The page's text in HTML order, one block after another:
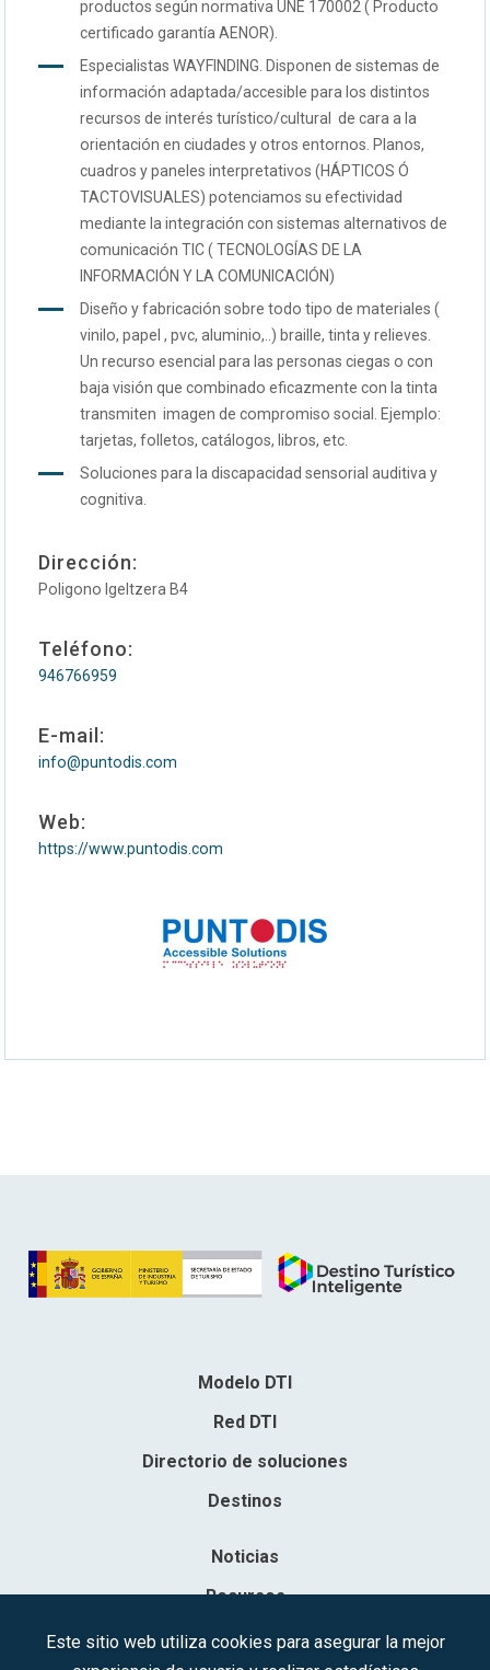
productos según normativa UNE 170002 ( Producto
certificado garantía AENOR).
Especialistas WAYFINDING. Disponen de sistemas de
información adaptada/accesible para los distintos
recursos de interés turístico/cultural de cara a la
orientación en ciudades y otros entornos. Planos,
cuadros y paneles interpretativos (HÁPTICOS Ó
TACTOVISUALES) potenciamos su efectividad
mediante la integración con sistemas alternativos de
comunicación TIC ( TECNOLOGÍAS DE LA
INFORMACIÓN Y LA COMUNICACIÓN)
Diseño y fabricación sobre todo tipo de materiales (
vinilo, papel , pvc, aluminio,..) braille, tinta y relieves.
Un recurso esencial para las personas ciegas o con
baja visión que combinado eficazmente con la tinta
transmiten imagen de compromiso social. Ejemplo:
tarjetas, folletos, catálogos, libros, etc.
Soluciones para la discapacidad sensorial auditiva y
cognitiva.
Dirección:
Poligono Igeltzera B4
Teléfono:
946766959
E-mail:
info@puntodis.com
Web:
https://www.puntodis.com
Modelo DTI
Red DTI
Directorio de soluciones
Destinos
Noticias
Recursos
Contacto
Este sitio web utiliza cookies para asegurar la mejor